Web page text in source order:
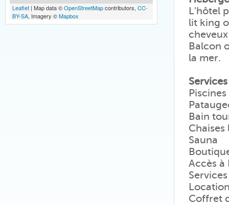
Leaflet | Map data ©OpenStreetMapcontributors, CC-
BY-SA, Imagery ©Mapbox
L'hôtel
lit king
Balcon
la mer.
Services
Piscines
Bain
Sauna
Accès à
Coffret